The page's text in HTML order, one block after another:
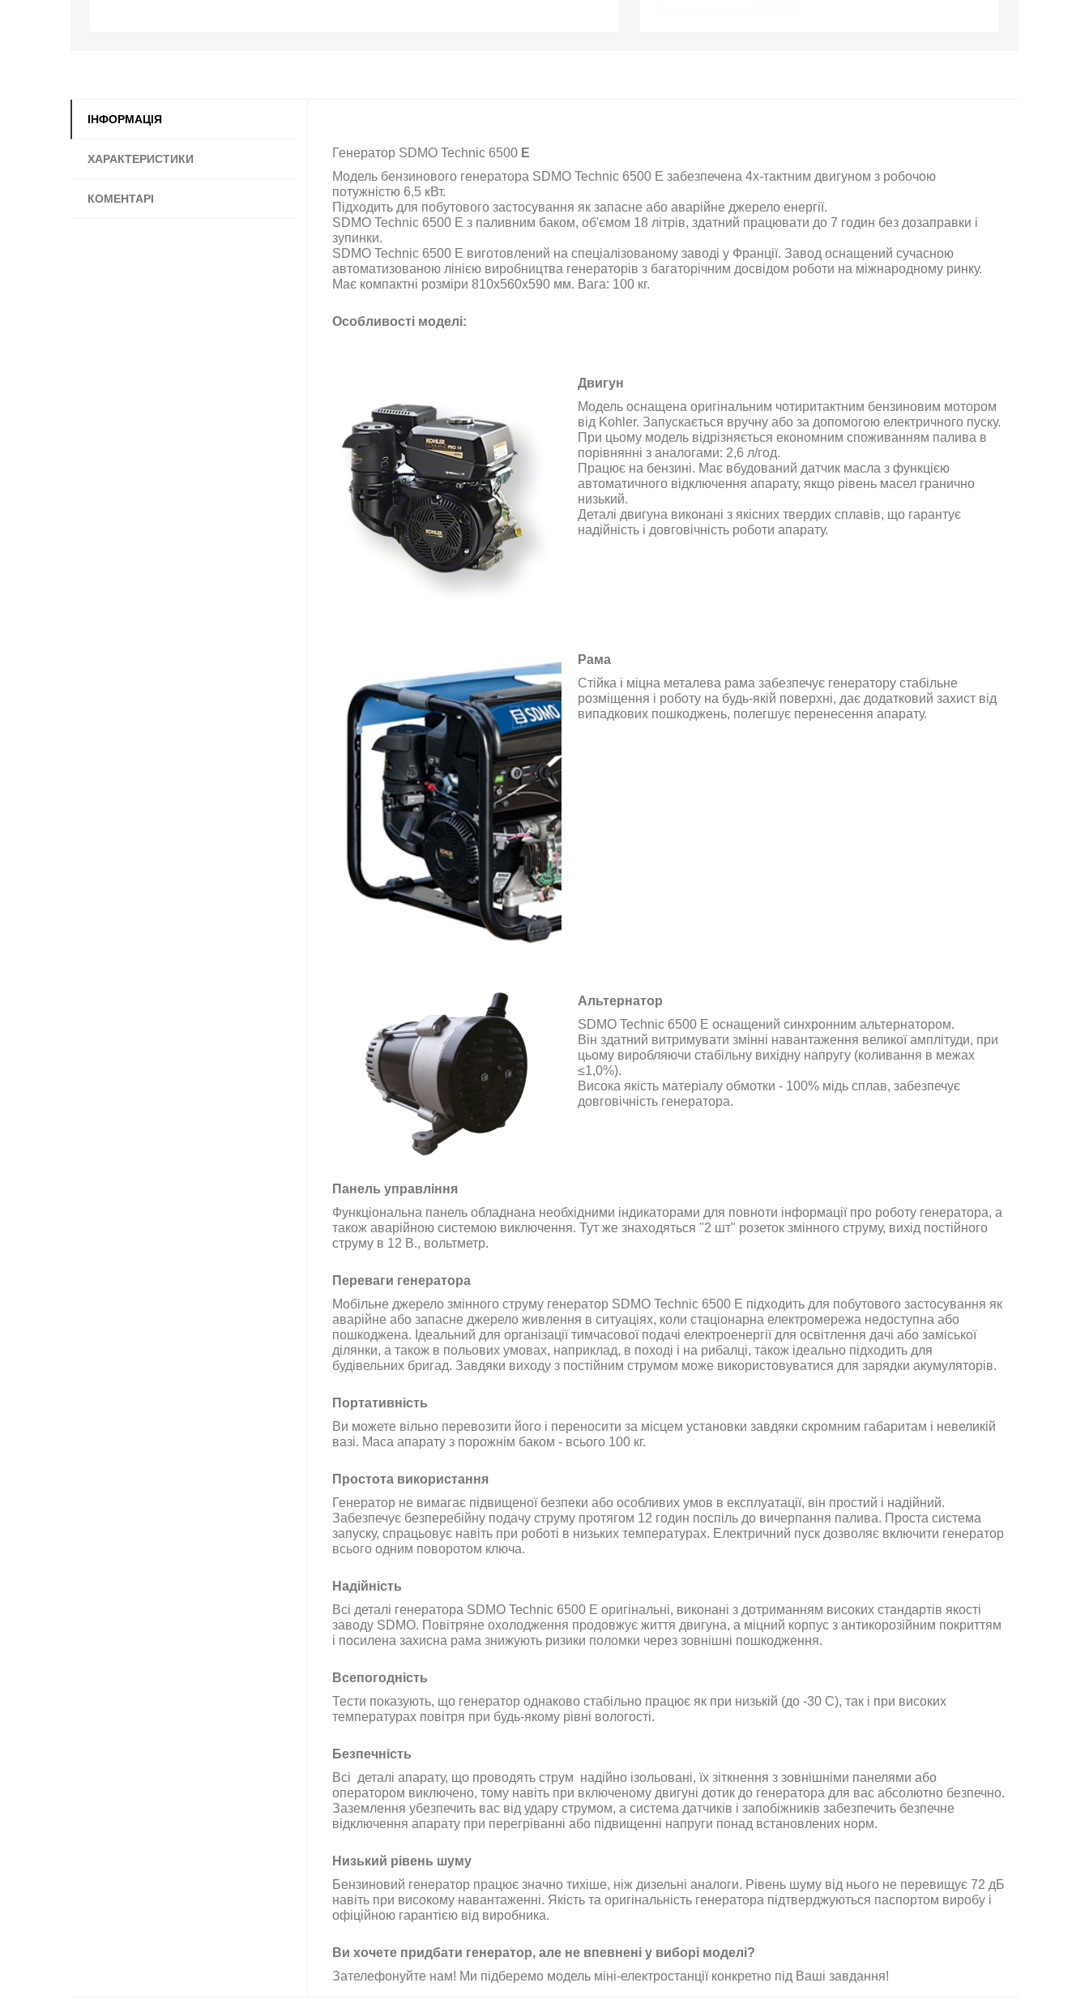
ІНФОРМАЦІЯ
ХАРАКТЕРИСТИКИ
КОМЕНТАРІ
Генератор SDMO Technic 6500Е
Модель бензинового генератора SDMO Technic 6500 Е забезпечена 4х-тактним двигуном з робочою
потужністю 6,5 кВт.
Підходить для побутового застосування як запасне або аварійне джерело енергії.
SDMO Technic 6500 Е з паливним баком, об'ємом 18 літрів, здатний працювати до 7 годин без дозаправки і
зупинки.
SDMO Technic 6500 Е виготовлений на спеціалізованому заводі у Франції. Завод оснащений сучасною
автоматизованою лінією виробництва генераторів з багаторічним досвідом роботи на міжнародному ринку.
Має компактні розміри 810х560х590 мм. Вага: 100 кг.
Особливості моделі:
Двигун
Модель оснащена оригінальним чотиритактним бензиновим мотором
від Kohler. Запускається вручну або за допомогою електричного пуску.
При цьому модель відрізняється економним споживанням палива в
порівнянні з аналогами: 2,6 л/год.
Працює на бензині. Має вбудований датчик масла з функцією
автоматичного відключення апарату, якщо рівень масел гранично
низький.
Деталі двигуна виконані з якісних твердих сплавів, що гарантує
надійність і довговічність роботи апарату.
Рама
Стійка і міцна металева рама забезпечує генератору стабільне
розміщення і роботу на будь-якій поверхні, дає додатковий захист від
випадкових пошкоджень, полегшує перенесення апарату.
Альтернатор
SDMO Technic 6500 Е оснащений синхронним альтернатором.
Він здатний витримувати змінні навантаження великої амплітуди, при
цьому виробляючи стабільну вихідну напругу (коливання в межах
≤1,0%).
Висока якість матеріалу обмотки - 100% мідь сплав, забезпечує
довговічність генератора.
Панель управління
Функціональна панель обладнана необхідними індикаторами для повноти інформації про роботу генератора, а
також аварійною системою виключення. Тут же знаходяться "2 шт" розеток змінного струму, вихід постійного
струму в 12 В., вольтметр.
Переваги генератора
Мобільне джерело змінного струмугенератор SDMO Technic 6500 Е підходить для побутового застосування як
аварійне або запасне джерело живлення в ситуаціях, коли стаціонарна електромережа недоступна або
пошкоджена. Ідеальний для організації тимчасової подачі електроенергії для освітлення дачі або заміської
ділянки, а також в польових умовах, наприклад, в поході і на рибалці, також ідеально підходить для
будівельних бригад. Завдяки виходу з постійним струмом може використовуватися для зарядки акумуляторів.
Портативність
Ви можете вільно перевозити його і переносити за місцем установки завдяки скромним габаритам і невеликій
вазі. Маса апарату з порожнім баком - всього100 кг.
Простота використання
Генератор не вимагає підвищеної безпеки або особливих умов в експлуатації, він простий і надійний.
Забезпечує безперебійну подачу струму протягом 12 годин поспіль до вичерпання палива. Проста система
запуску, спрацьовує навіть при роботі в низьких температурах. Електричний пуск дозволяє включити генератор
всього одним поворотом ключа.
Надійність
Всі деталі генератора SDMO Technic 6500 E оригінальні, виконані з дотриманням високих стандартів якості
заводуSDMO. Повітряне охолодження продовжує життя двигуна, а міцний корпус з антикорозійним покриттям
і посилена захисна рама знижують ризики поломки через зовнішні пошкодження.
Всепогодність
Тести показують, що генератор однаково стабільно працює як при низькій (до -30 С), так і при високих
температурах повітря при будь-якому рівні вологості.
Безпечність
Всі деталі апарату, що проводять струм надійно ізольовані, їх зіткнення з зовнішніми панелями або
оператором виключено, тому навіть при включеному двигуні дотик до генератора для вас абсолютно безпечно.
Заземлення убезпечить вас від удару струмом, а система датчиків і запобіжників забезпечить безпечне
відключення апарату при перегріванні або підвищенні напруги понад встановлених норм.
Низький рівень шуму
Бензиновий генератор працює значно тихіше, ніж дизельні аналоги. Рівень шуму від нього не перевищує 72 дБ
навіть при високому навантаженні. Якість та оригінальність генератора підтверджуються паспортом виробу і
офіційною гарантією від виробника.
Ви хочете придбати генератор, але не впевнені у виборі моделі?
Зателефонуйте нам! Ми підберемо модель міні-електростанції конкретно під Ваші завдання!